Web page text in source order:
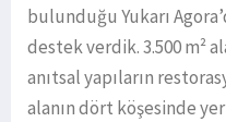
bulunduğu Yukarı
destek verdik. 3.500 m²
anıtsal yapıların
alanın dört köşesinde